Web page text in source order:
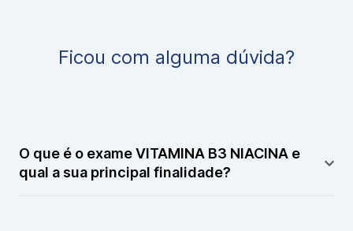
Ficou com alguma dúvida?
O que é o exame VITAMINA B3 NIACINA e
qual a sua principal finalidade?